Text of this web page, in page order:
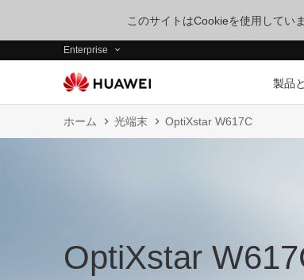
このサイトはCookieを使用してい
Enterprise
製品
ホーム 光端末 OptiXstar W617C
OptiXstar